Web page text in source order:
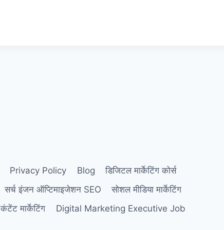
Privacy Policy Blog
डिजिटल मार्केटिंग कोर्स
सर्च इंजन ऑप्टिमाइजेशन SEO
सोशल मीडिया मार्केटिंग
कंटेंट मार्केटिंग
Digital Marketing Executive Job